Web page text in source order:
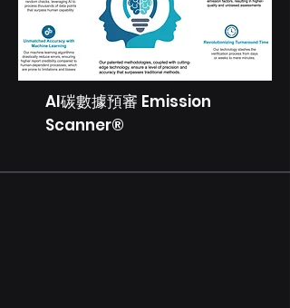
AI碳數據預審 Emission
Scanner®